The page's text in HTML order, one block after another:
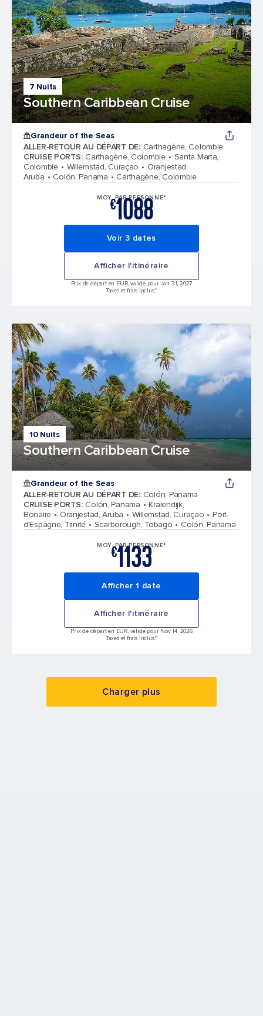
7 Nuits
Southern Caribbean Cruise
Grandeur of the Seas
ALLER-RETOUR AU DÉPART DE: Carthagène, Colombie
CRUISE PORTS: Carthagène, Colombie
Santa Marta,
Colombie
Willemstad, Curaçao
Oranjestad,
Aruba
Colón, Panama Carthagène, Colombie
MOY. PAR PERSONNE*
€1088
Voir 3 dates
Afficher l'itinéraire
Prix de départ en EUR, valide pour Jan 31, 2027
Taxes et frais inclus.*
10 Nuits
Southern Caribbean Cruise
Grandeur of the Seas
ALLER-RETOUR AU DÉPART DE: Colón, Panama
CRUISE PORTS: Colón, Panama
Kralendijk,
Bonaire
Oranjestad, Aruba Willemstad, Curaçao
Port-
d'Espagne, Trinité
Scarborough, Tobago Colón, Panama
MOY. PAR PERSONNE*
€1133
Afficher 1 date
Afficher l'itinéraire
Prix de départ en EUR, valide pour Nov 14, 2026
Taxes et frais inclus.*
Charger plus